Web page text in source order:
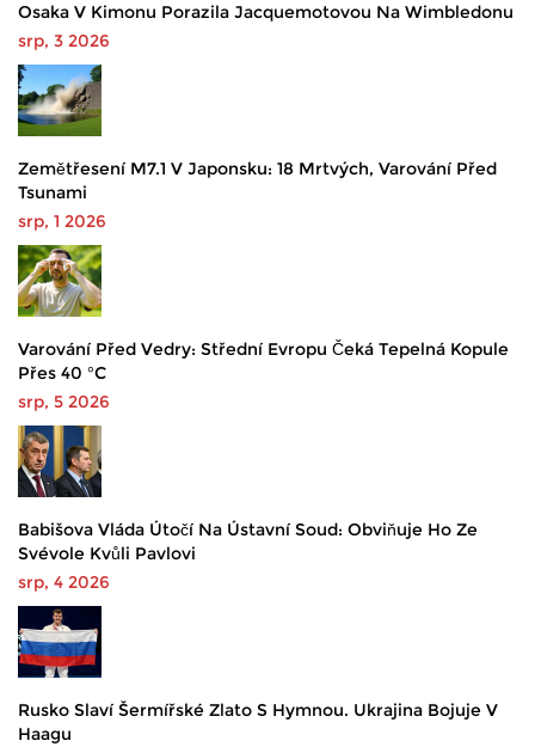
Osaka V Kimonu Porazila Jacquemotovou Na Wimbledonu
srp, 3 2026
Zemětřesení M7.1 V Japonsku: 18 Mrtvých, Varování Před
Tsunami
srp, 1 2026
Varování Před Vedry: Střední Evropu Čeká Tepelná Kopule
Přes 40 °C
srp, 5 2026
Babišova Vláda Útočí Na Ústavní Soud: Obviňuje Ho Ze
Svévole Kvůli Pavlovi
srp, 4 2026
Rusko Slaví Šermířské Zlato S Hymnou. Ukrajina Bojuje V
Haagu